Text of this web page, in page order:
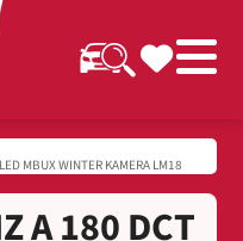
MBUX WINTER KAMERA LM18
A 180 DCT